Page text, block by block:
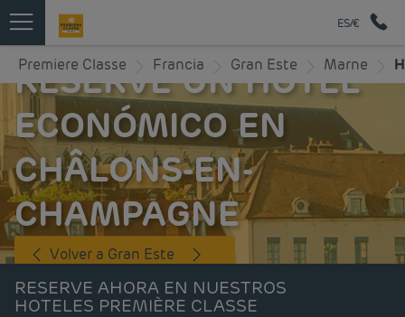
ES/€
Premiere Classe Francia Gran Este Marne
RESERVE UN HOTEL
ECONÓMICO EN
CHÂLONS-EN-
CHAMPAGNE
Volver a Gran Este
RESERVE AHORA EN NUESTROS
HOTELES PREMIÈRE CLASSE